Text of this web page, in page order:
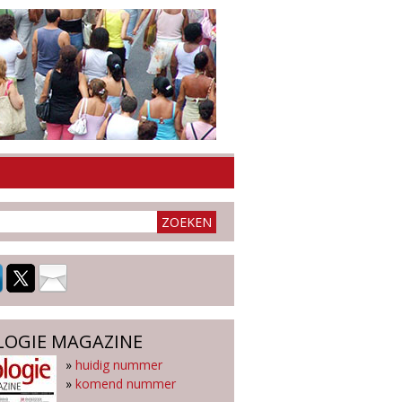
MAGAZINE
» huidig nummer
» komend nummer